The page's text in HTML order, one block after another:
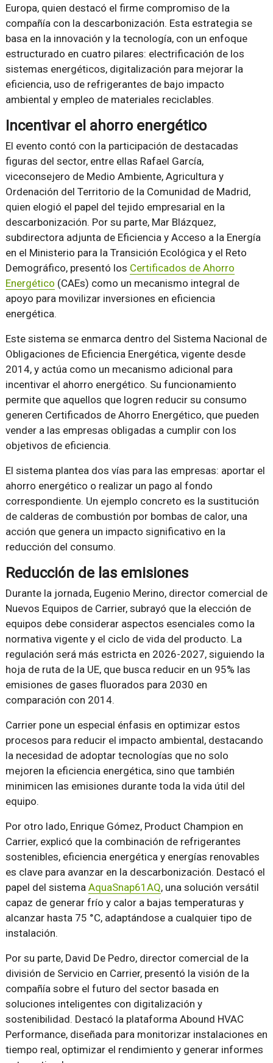
Europa, quien destacó el firme compromiso de la
compañía con la descarbonización. Esta estrategia se
basa en la innovación y la tecnología, con un enfoque
estructurado en cuatro pilares: electrificación de los
sistemas energéticos, digitalización para mejorar la
eficiencia, uso de refrigerantes de bajo impacto
ambiental y empleo de materiales reciclables.
Incentivar el ahorro energético
El evento contó con la participación de destacadas
figuras del sector, entre ellas Rafael García,
viceconsejero de Medio Ambiente, Agricultura y
Ordenación del Territorio de la Comunidad de Madrid,
quien elogió el papel del tejido empresarial en la
descarbonización. Por su parte, Mar Blázquez,
subdirectora adjunta de Eficiencia y Acceso a la Energía
en el Ministerio para la Transición Ecológica y el Reto
Demográfico, presentó los Certificados de Ahorro
Energético (CAEs) como un mecanismo integral de
apoyo para movilizar inversiones en eficiencia
energética.
Este sistema se enmarca dentro del Sistema Nacional de
Obligaciones de Eficiencia Energética, vigente desde
2014, y actúa como un mecanismo adicional para
incentivar el ahorro energético. Su funcionamiento
permite que aquellos que logren reducir su consumo
generen Certificados de Ahorro Energético, que pueden
vender a las empresas obligadas a cumplir con los
objetivos de eficiencia.
El sistema plantea dos vías para las empresas: aportar el
ahorro energético o realizar un pago al fondo
correspondiente. Un ejemplo concreto es la sustitución
de calderas de combustión por bombas de calor, una
acción que genera un impacto significativo en la
reducción del consumo.
Reducción de las emisiones
Durante la jornada, Eugenio Merino, director comercial de
Nuevos Equipos de Carrier, subrayó que la elección de
equipos debe considerar aspectos esenciales como la
normativa vigente y el ciclo de vida del producto. La
regulación será más estricta en 2026-2027, siguiendo la
hoja de ruta de la UE, que busca reducir en un 95% las
emisiones de gases fluorados para 2030 en
comparación con 2014.
Carrier pone un especial énfasis en optimizar estos
procesos para reducir el impacto ambiental, destacando
la necesidad de adoptar tecnologías que no solo
mejoren la eficiencia energética, sino que también
minimicen las emisiones durante toda la vida útil del
equipo.
Por otro lado, Enrique Gómez, Product Champion en
Carrier, explicó que la combinación de refrigerantes
sostenibles, eficiencia energética y energías renovables
es clave para avanzar en la descarbonización. Destacó el
papel del sistema AquaSnap61AQ, una solución versátil
capaz de generar frío y calor a bajas temperaturas y
alcanzar hasta 75 °C, adaptándose a cualquier tipo de
instalación.
Por su parte, David De Pedro, director comercial de la
división de Servicio en Carrier, presentó la visión de la
compañía sobre el futuro del sector basada en
soluciones inteligentes con digitalización y
sostenibilidad. Destacó la plataforma Abound HVAC
Performance, diseñada para monitorizar instalaciones en
tiempo real, optimizar el rendimiento y generar informes